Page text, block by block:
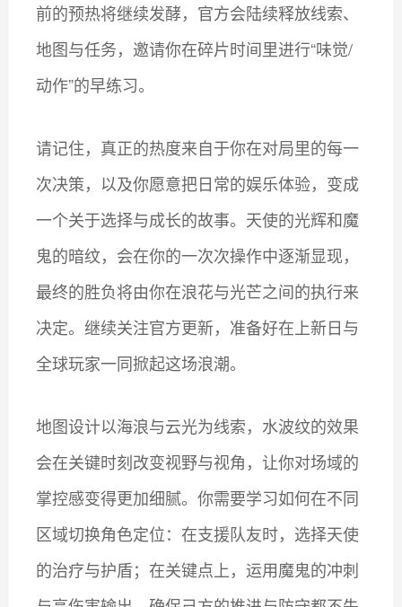
前的预热将继续发酵，官方会陆续释放线索、
地图与任务，邀请你在碎片时间里进行“味觉/
动作”的早练习。
请记住，真正的热度来自于你在对局里的每一
次决策，以及你愿意把日常的娱乐体验，变成
一个关于选择与成长的故事。天使的光辉和魔
鬼的暗纹，会在你的一次次操作中逐渐显现，
最终的胜负将由你在浪花与光芒之间的执行来
决定。继续关注官方更新，准备好在上新日与
全球玩家一同掀起这场浪潮。
地图设计以海浪与云光为线索，水波纹的效果
会在关键时刻改变视野与视角，让你对场域的
掌控感变得更加细腻。你需要学习如何在不同
区域切换角色定位：在支援队友时，选择天使
的治疗与护盾；在关键点上，运用魔鬼的冲刺